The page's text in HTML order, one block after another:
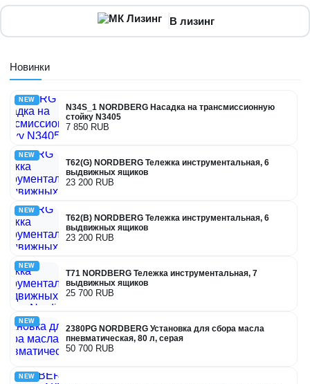
В лизинг
Новинки
NEW
N34S_1 NORDBERG Насадка на трансмиссионную
стойку N3405
7 850 RUB
NEW
T62(G) NORDBERG Тележка инструментальная, 6
выдвижных ящиков
23 200 RUB
NEW
T62(B) NORDBERG Тележка инструментальная, 6
выдвижных ящиков
23 200 RUB
NEW
T71 NORDBERG Тележка инструментальная, 7
выдвижных ящиков
25 700 RUB
NEW
2380PG NORDBERG Установка для сбора масла
пневматическая, 80 л, серая
50 700 RUB
NEW